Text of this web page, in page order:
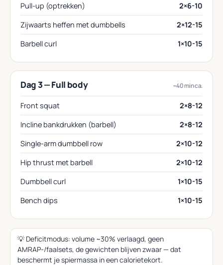
Pull-up (optrekken)
2×6-10
Zijwaarts heffen met dumbbells
2×12-15
Barbell curl
1×10-15
Dag 3 — Full body ~40 min ca.
Front squat
2×8-12
Incline bankdrukken (barbell)
2×8-12
Single-arm dumbbell row
2×10-12
Hip thrust met barbell
2×10-12
Dumbbell curl
1×10-15
Bench dips
1×10-15
💡 Deficitmodus: volume ~30% verlaagd, geen
AMRAP-/faalsets, de gewichten blijven zwaar — dat
beschermt je spiermassa in een calorietekort.